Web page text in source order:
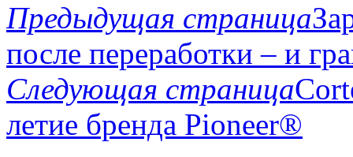
Предыдущая страница
после переработки – и
Следующая страница
летие бренда Pioneer®